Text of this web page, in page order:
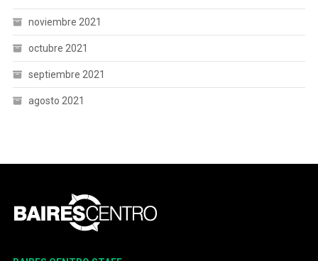
noviembre 2021
octubre 2021
septiembre 2021
agosto 2021